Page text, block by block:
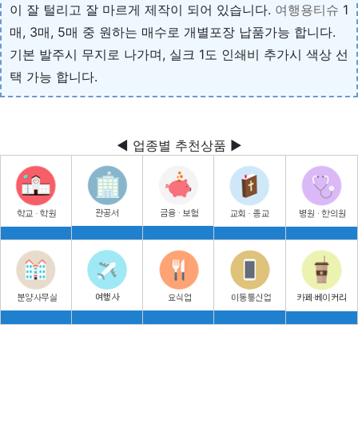
이 잘 털리고 잘 마르게 제작이 되어 있습니다. 여행용티슈 1
매, 3매, 5매 중 원하는 매수로 개별포장 납품가능 합니다.
기본 발주시 무지로 나가며, 실크 1도 인쇄비 추가시 색상 선
택 가능 합니다.
◀ 업종별 추천상품 ▶